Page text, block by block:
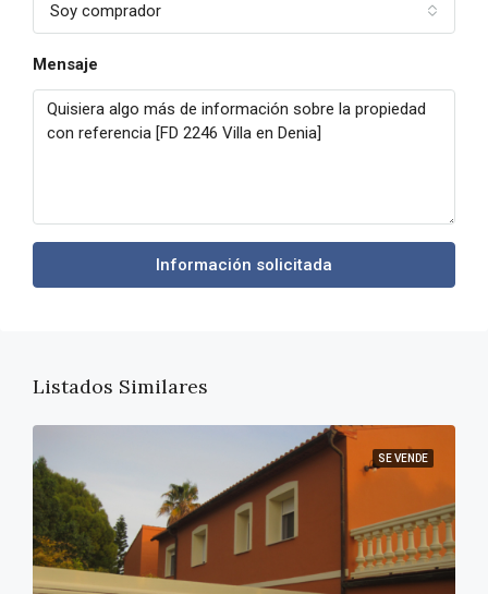
Soy comprador
Mensaje
Información solicitada
Listados Similares
SE VENDE